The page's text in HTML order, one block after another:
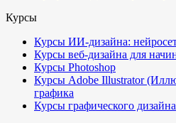
Курсы
Курсы ИИ-дизайна:
Курсы веб-дизайна для
Курсы Photoshop
Курсы Adobe Illustrator
графика
Курсы графического дизайна